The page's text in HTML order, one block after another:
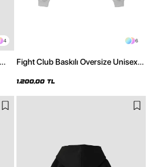
4 6
Fight Club Baskılı Oversize Unisex
1.200,00 TL